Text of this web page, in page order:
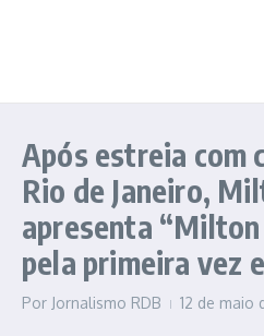
Após estreia com
Rio de Janeiro,
apresenta
pela primeira vez
Por Jornalismo RDB 12 de maio